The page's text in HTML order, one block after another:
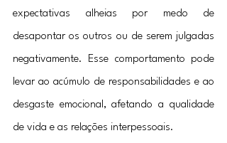
expectativas alheias por medo de
desapontar os outros ou de serem julgadas
negativamente. Esse comportamento pode
levar ao acúmulo de responsabilidades e ao
desgaste emocional, afetando a qualidade
de vida e as relações interpessoais.